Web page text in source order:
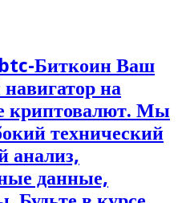
Биткоин Ваш
на
криптовалют. Мы
технический
анализ,
данные,